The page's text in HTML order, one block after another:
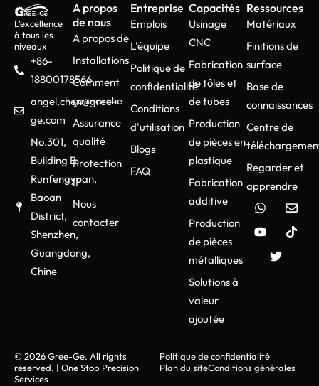
L'excellence
à tous les
niveaux
+86-
18800178566
angel.chen@gree-
ge.com
No.301,
Building B,
Runfengyuan,
Baoan
District,
Shenzhen,
Guangdong,
Chine
A propos
de nous
A propos de
Installations
Comment
ça marche
Assurance
qualité
Protection
IP
Nous
contacter
Entreprise
Emplois
L'équipe
Politique de
confidentialité
Conditions
d'utilisation
Blogs
FAQ
Capacités
Usinage
CNC
Fabrication
de tôles et
de tubes
Production
de pièces en
plastique
Fabrication
additive
Production
de pièces
métalliques
Solutions à
valeur
ajoutée
Ressources
Matériaux
Finitions de
surface
Base de
connaissances
Centre de
Regarder et
apprendre
© 2026 Gree-Ge. All rights
reserved. | One Stop Precision
Services
Politique de confidentialité
Plan du siteConditions générales